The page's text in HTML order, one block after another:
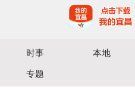
时事
本地
专题